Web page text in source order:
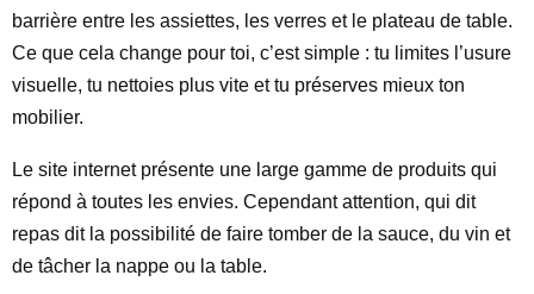
barrière entre les assiettes, les verres et le plateau de table.
Ce que cela change pour toi, c’est simple : tu limites l’usure
visuelle, tu nettoies plus vite et tu préserves mieux ton
mobilier.
Le site internet présente une large gamme de produits qui
répond à toutes les envies. Cependant attention, qui dit
repas dit la possibilité de faire tomber de la sauce, du vin et
de tâcher la nappe ou la table.